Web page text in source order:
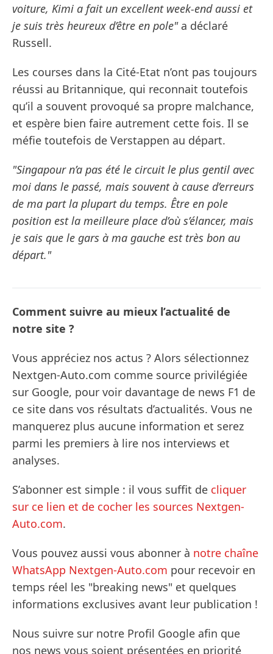
voiture, Kimi a fait un excellent week-end aussi et
je suis très heureux d’être en pole"a déclaré
Russell.
Les courses dans la Cité-Etat n’ont pas toujours
réussi au Britannique, qui reconnait toutefois
qu’il a souvent provoqué sa propre malchance,
et espère bien faire autrement cette fois. Il se
méfie toutefois de Verstappen au départ.
"Singapour n’a pas été le circuit le plus gentil avec
moi dans le passé, mais souvent à cause d’erreurs
de ma part la plupart du temps. Être en pole
position est la meilleure place d’où s’élancer, mais
je sais que le gars à ma gauche est très bon au
départ."
Comment suivre au mieux l’actualité de
notre site ?
Vous appréciez nos actus ? Alors sélectionnez
Nextgen-Auto.com comme source privilégiée
sur Google, pour voir davantage de news F1 de
ce site dans vos résultats d’actualités. Vous ne
manquerez plus aucune information et serez
parmi les premiers à lire nos interviews et
analyses.
S’abonner est simple : il vous suffit de cliquer
sur ce lien et de cocher les sources Nextgen-
Auto.com.
Vous pouvez aussi vous abonner à notre chaîne
WhatsApp Nextgen-Auto.com pour recevoir en
temps réel les "breaking news" et quelques
informations exclusives avant leur publication !
Nous suivre sur notre Profil Google afin que
nos news vous soient présentées en priorité